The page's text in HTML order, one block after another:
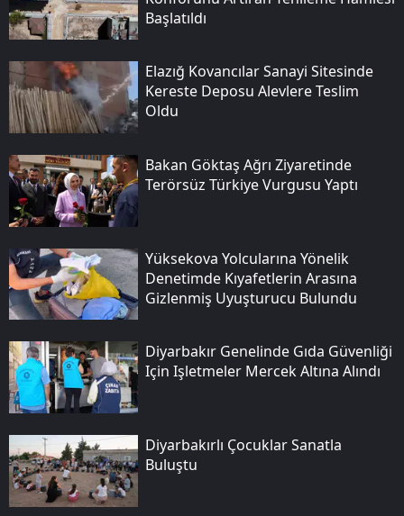
Başlatıldı
Elazığ Kovancılar Sanayi Sitesinde
Kereste Deposu Alevlere Teslim
Oldu
Bakan Göktaş Ağrı Ziyaretinde
Terörsüz Türkiye Vurgusu Yaptı
Yüksekova Yolcularına Yönelik
Denetimde Kıyafetlerin Arasına
Gizlenmiş Uyuşturucu Bulundu
Diyarbakır Genelinde Gıda Güvenliği
Için Işletmeler Mercek Altına Alındı
Diyarbakırlı Çocuklar Sanatla
Buluştu